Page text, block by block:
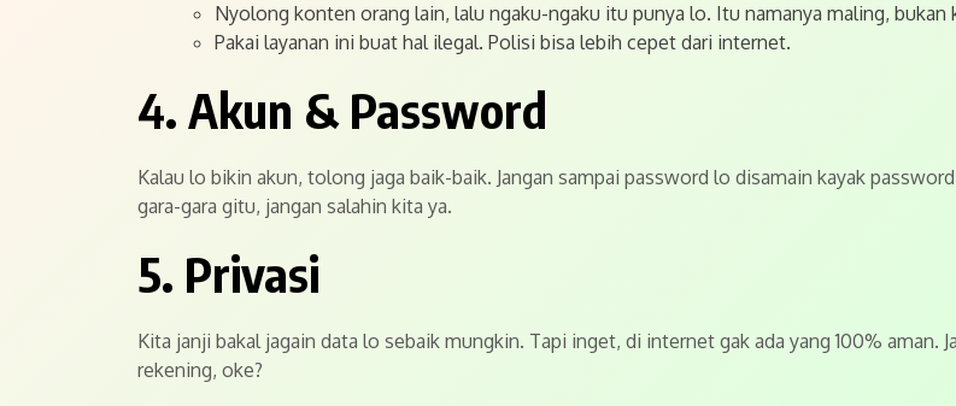
Nyolong konten orang lain, lalu ngaku-ngaku itu punya lo. Itu namanya maling, bukan
Pakai layanan ini buat hal ilegal. Polisi bisa lebih cepet dari internet.
4. Akun & Password
Kalau lo bikin akun, tolong jaga baik-baik. Jangan sampai password lo disamain kayak
gara-gara gitu, jangan salahin kita ya.
5. Privasi
Kita janji bakal jagain data lo sebaik mungkin. Tapi inget, di internet gak ada yang 100%
rekening, oke?